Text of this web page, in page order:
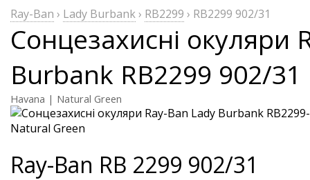
Ray-Ban › Lady Burbank› RB2299 › RB2299 902/31
Сонцезахисні окуляри
Burbank RB2299 902/31
Havana | Natural Green
Ray-Ban RB 2299 902/31